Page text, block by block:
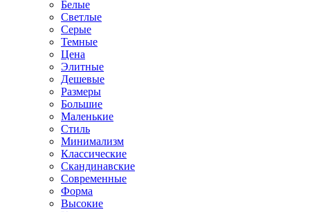
Белые
Светлые
Серые
Темные
Цена
Элитные
Дешевые
Размеры
Большие
Маленькие
Стиль
Минимализм
Классические
Скандинавские
Современные
Форма
Высокие